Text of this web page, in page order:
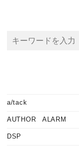
a/tack
AUTHOR ALARM
DSP